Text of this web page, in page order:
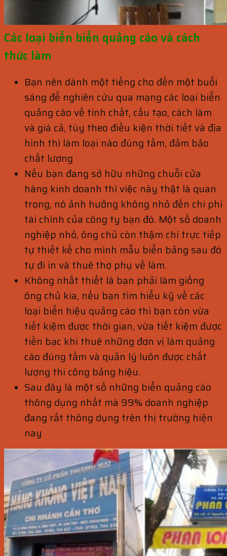
Các loại biển biển quảng cáo và cách
thức làm
Bạn nên dành một tiếng cho đến một buổi
sáng để nghiên cứu qua mạng các loại biển
quảng cáo về tính chất, cấu tạo, cách làm
và giá cả, tùy theo điều kiện thời tiết và địa
hình thì làm loại nào đúng tầm, đảm bảo
chất lượng
Nếu bạn đang sở hữu những chuỗi cửa
hàng kinh doanh thì việc này thật là quan
trọng, nó ảnh hưởng không nhỏ đến chi phí
tài chính của công ty bạn đó. Một số doanh
nghiệp nhỏ, ông chủ còn thậm chí trực tiếp
tự thiết kế cho mình mẫu biển bảng sau đó
tự đi in và thuê thợ phụ về làm.
Không nhất thiết là bạn phải làm giống
ông chủ kia, nếu bạn tìm hiểu kỹ về các
loại biển hiệu quảng cáo thì bạn còn vừa
tiết kiệm được thời gian, vừa tiết kiệm được
tiền bạc khi thuê những đơn vị làm quảng
cáo đúng tầm và quản lý luôn được chất
lượng thi công bảng hiệu.
Sau đây là một số những biển quảng cáo
thông dụng nhất mà 99% doanh nghiệp
đang rất thông dụng trên thị trường hiện
nay